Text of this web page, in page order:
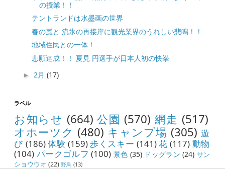
の授業！！
テントランドは水墨画の世界
春の嵐と 流氷の再接岸に観光業界のうれしい悲鳴！！
地域住民との一体！
悲願達成！！ 夏見 円選手が日本人初の快挙
► 2月(17)
ラベル
お知らせ (664) 公園 (570) 網走 (517)
オホーツク (480) キャンプ場 (305) 遊
び (186)体験 (159)歩くスキー (141)花 (117) 動物
(104) パークゴルフ (100) 景色 (35) ドッグラン (24) サン
ショウウオ (22) 野鳥 (13)